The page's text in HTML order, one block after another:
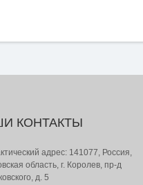
КОНТАКТЫ
адрес: 141077, Россия,
область, г. Королев, пр-д
д. 5